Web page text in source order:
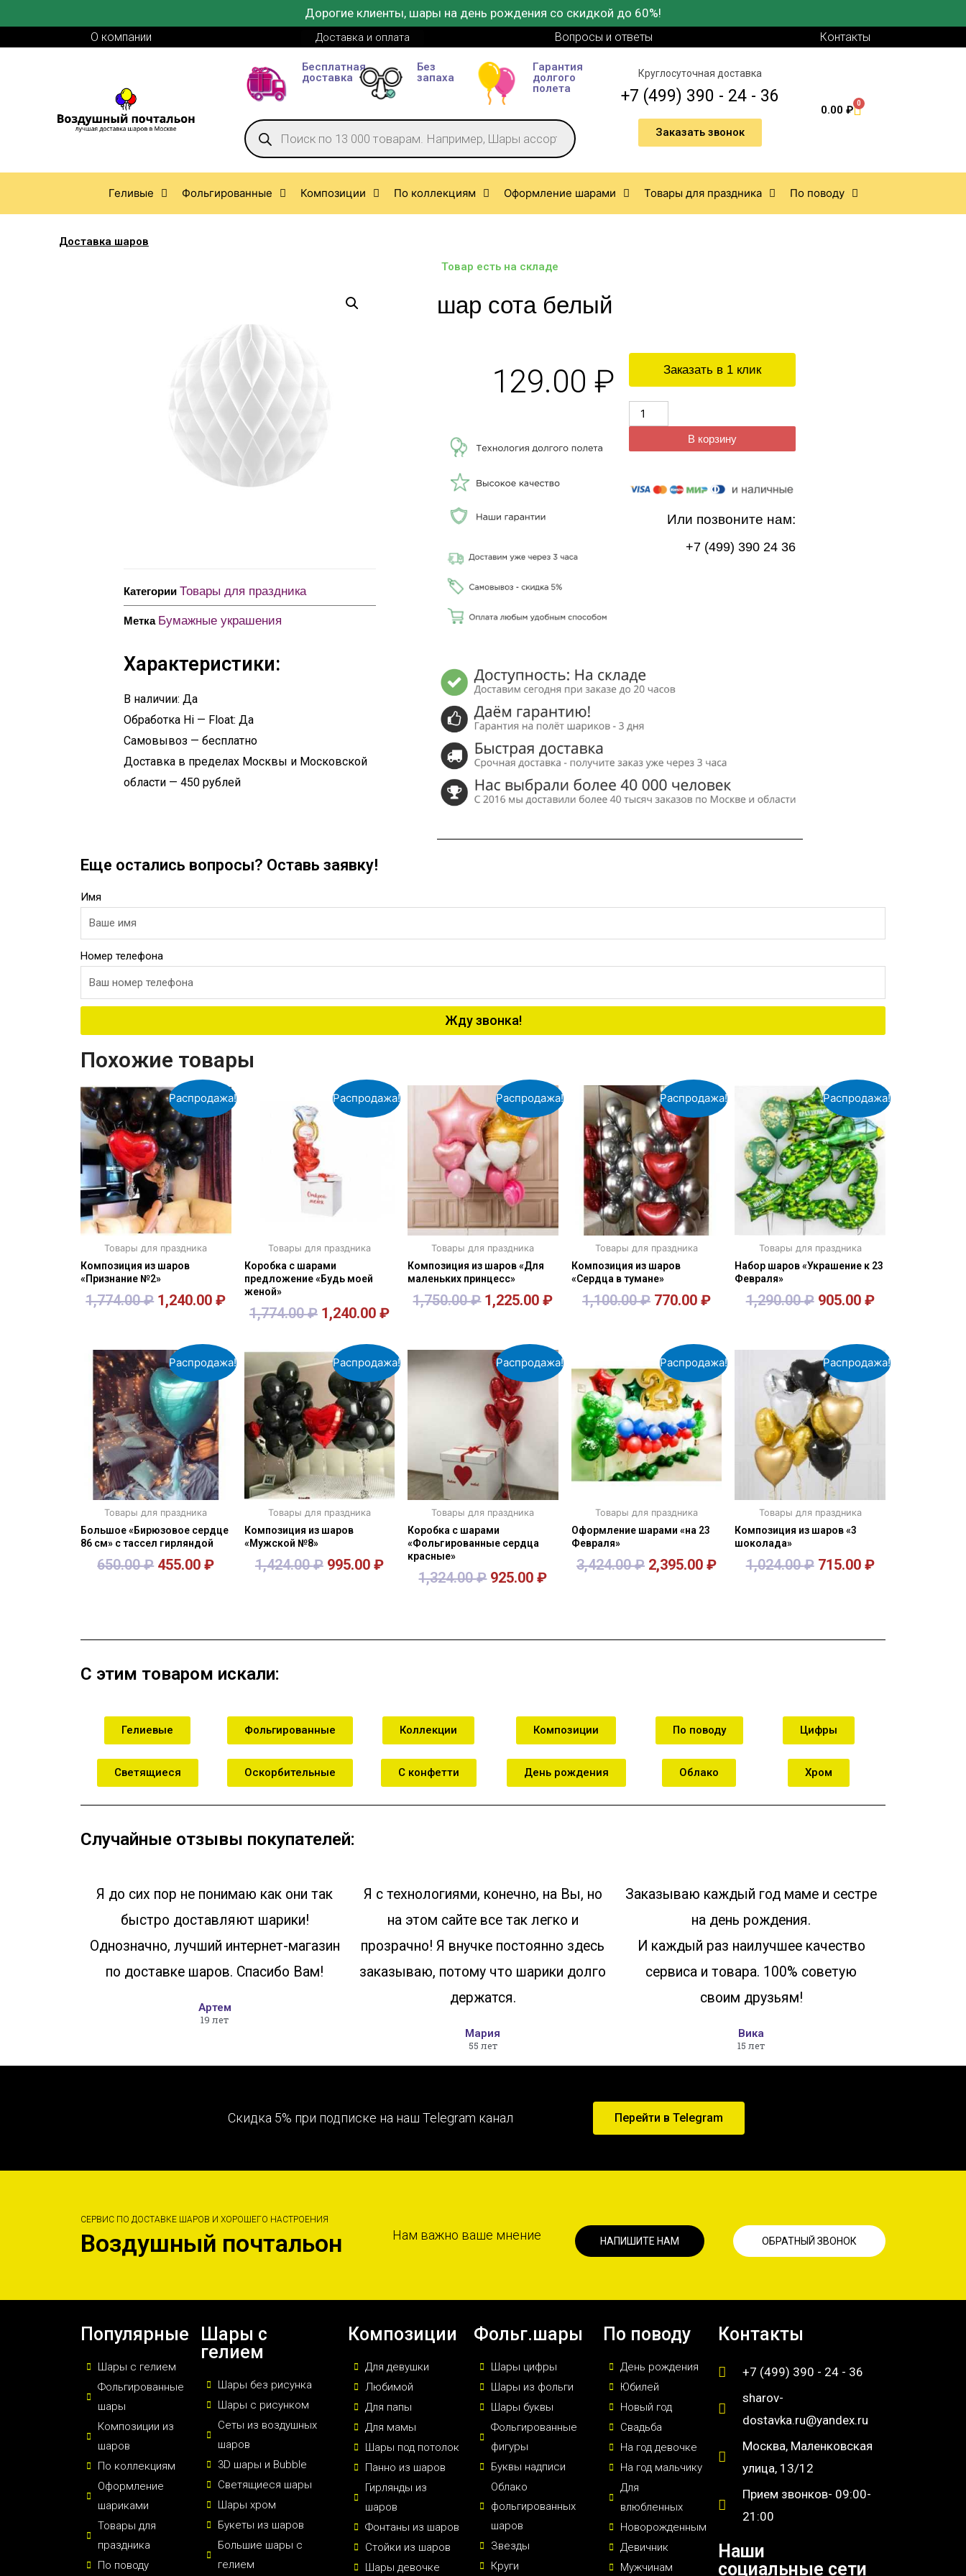
Дорогие клиенты, шары на день рождения со скидкой до 60%!
О компании Доставка и оплата Вопросы и ответы Контакты
Бесплатная
доставка
Без
запаха
Гарантия
долгого
полета
Круглосуточная доставка
+7 (499) 390 - 24 - 36
Заказать звонок
0.00₽ 0
Геливые Фольгированные Композиции По коллекциям Оформление шарами Товары для праздника По поводу
Доставка шаров
Категории Товары для праздника
Метка Бумажные украшения
Характеристики:
В наличии: Да
Обработка Hi — Float: Да
Самовывоз — бесплатно
Доставка в пределах Москвы и Московской
области — 450 рублей
Товар есть на складе
шар сота белый
129.00₽ Заказать в 1 клик
В корзину
Или позвоните нам:
+7 (499) 390 24 36
Еще остались вопросы? Оставь заявку!
Имя
Номер телефона
Жду звонка!
Похожие товары
Распродажа!
Товары для праздника
Композиция из шаров
«Признание №2»
1,774.00₽ 1,240.00₽
Распродажа!
Товары для праздника
Коробка с шарами
предложение «Будь моей
женой»
1,774.00₽ 1,240.00 ₽
Распродажа!
Товары для праздника
Композиция из шаров «Для
маленьких принцесс»
1,750.00₽ 1,225.00₽
Распродажа!
Товары для праздника
Композиция из шаров
«Сердца в тумане»
1,100.00₽ 770.00₽
Распродажа!
Товары для праздника
Набор шаров «Украшение к 23
Февраля»
1,290.00₽ 905.00 ₽
Распродажа!
Товары для праздника
Большое «Бирюзовое сердце
86 см» с тассел гирляндой
650.00₽ 455.00₽
Распродажа!
Товары для праздника
Композиция из шаров
«Мужской №8»
1,424.00₽ 995.00 ₽
Распродажа!
Товары для праздника
Коробка с шарами
«Фольгированные сердца
красные»
1,324.00₽ 925.00₽
Распродажа!
Товары для праздника
Оформление шарами «на 23
Февраля»
3,424.00₽ 2,395.00₽
Распродажа!
Товары для праздника
Композиция из шаров «3
шоколада»
1,024.00₽ 715.00 ₽
С этим товаром искали:
Гелиевые
Светящиеся
Фольгированные
Оскорбительные
Коллекции
С конфетти
Композиции
День рождения
По поводу
Облако
Цифры
Хром
Случайные отзывы покупателей:
Я до сих пор не понимаю как они так
быстро доставляют шарики!
Однозначно, лучший интернет-магазин
по доставке шаров. Спасибо Вам!
Артем
19 лет
Я с технологиями, конечно, на Вы, но
на этом сайте все так легко и
прозрачно! Я внучке постоянно здесь
заказываю, потому что шарики долго
держатся.
Мария
55 лет
Заказываю каждый год маме и сестре
на день рождения.
И каждый раз наилучшее качество
сервиса и товара. 100% советую
своим друзьям!
Вика
15 лет
Скидка 5% при подписке на наш Telegram канал Перейти в Telegram
СЕРВИС ПО ДОСТАВКЕ ШАРОВ И ХОРОШЕГО НАСТРОЕНИЯ
Воздушный почтальон Нам важно ваше мнение НАПИШИТЕ НАМ ОБРАТНЫЙ ЗВОНОК
Популярные
Шары с гелием
Фольгированные
шары
Композиции из
шаров
По коллекциям
Оформление
шариками
Товары для
праздника
По поводу
Шары с
гелием
Шары без рисунка
Шары с рисунком
Сеты из воздушных
шаров
3D шары и Bubble
Светящиеся шары
Шары хром
Букеты из шаров
Большие шары с
гелием
Композиции
Для девушки
Любимой
Для папы
Для мамы
Шары под потолок
Панно из шаров
Гирлянды из
шаров
Фонтаны из шаров
Стойки из шаров
Шары девочке
Фольг.шары
Шары цифры
Шары из фольги
Шары буквы
Фольгированные
фигуры
Буквы надписи
Облако
фольгированных
шаров
Звезды
Круги
По поводу
День рождения
Юбилей
Новый год
Свадьба
На год девочке
На год мальчику
Для
влюбленных
Новорожденным
Девичник
Мужчинам
Контакты
+7 (499) 390 - 24 - 36
sharov-
dostavka.ru@yandex.ru
Москва, Маленковская
улица, 13/12
Прием звонков- 09:00-
21:00
Наши
социальные сети